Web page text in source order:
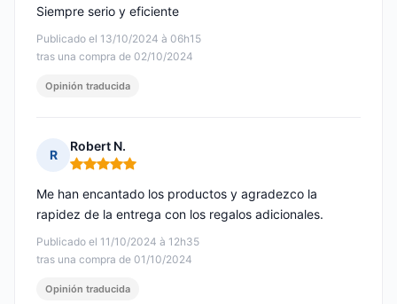
Publicado el 13/10/2024 à 06h15
tras una compra de 02/10/2024
Siempre serio y eficiente
Opinión traducida
R
Robert N.
Nota: 5 de 5
Publicado el 11/10/2024 à 12h35
tras una compra de 01/10/2024
Me han encantado los productos y agradezco la
rapidez de la entrega con los regalos adicionales.
Opinión traducida